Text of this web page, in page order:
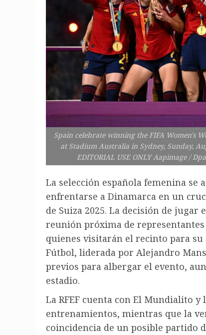
Spain celebrate winning the FIFA Women's
at Stadium Australia in Sydney, Sunday,
EDITORIAL USE ONLY Aapimage /
La selección española femenina se
enfrentarse a Dinamarca en un
de Suiza 2025. La decisión de
reunión próxima de representantes
quienes visitarán el recinto para
Fútbol, liderada por Alejandro
previos para albergar el evento,
estadio.
La RFEF cuenta con El Mundialito
entrenamientos, mientras que la
coincidencia de un posible partido